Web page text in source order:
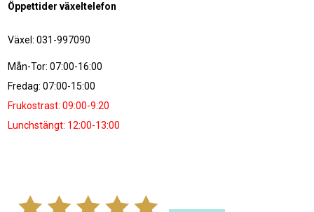
Öppettider växeltelefon
Växel: 031-997090
Mån-Tor: 07:00-16:00
Fredag: 07:00-15:00
Frukostrast: 09:00-9:20
Lunchstängt: 12:00-13:00